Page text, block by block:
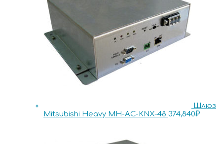
Шлюз
Mitsubishi Heavy MH-AC-KNX-48 374,840₽